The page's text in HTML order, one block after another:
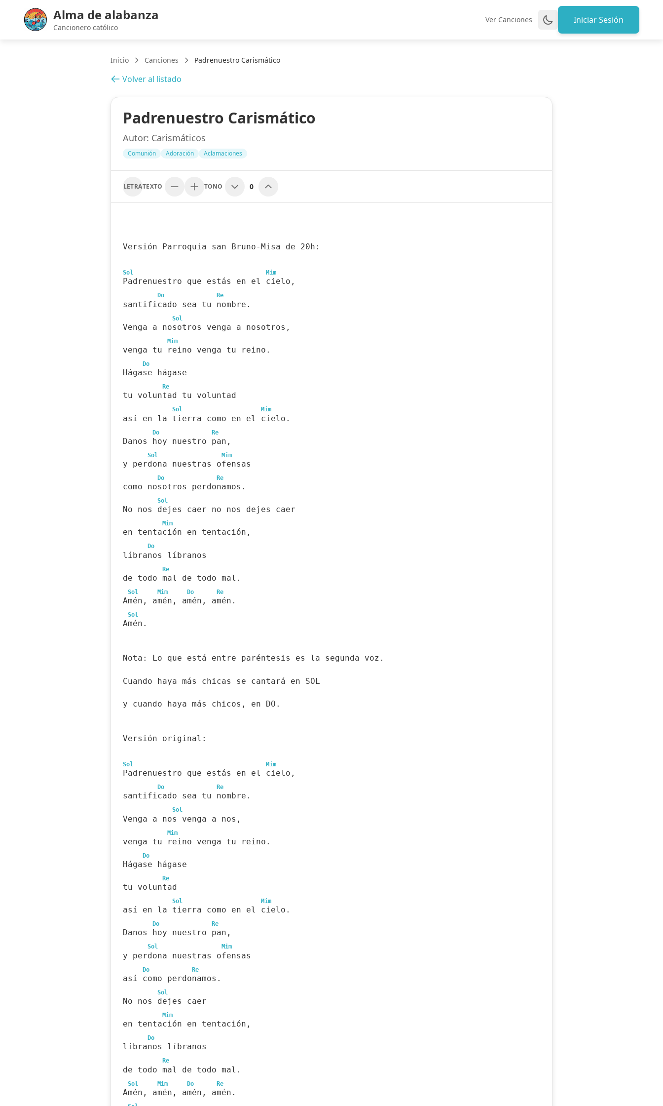
Alma de alabanza
Cancionero católico
Ver Canciones Iniciar Sesión
Inicio Canciones Padrenuestro Carismático
Volver al listado
Padrenuestro Carismático
Autor: Carismáticos
Comunión Adoración Aclamaciones
LETRATEXTO TONO 0
Versión Parroquia san Bruno-Misa de 20h:
Sol Mim
Padrenuestro que estás en el cielo,
Do Re
santificado sea tu nombre.
Sol
Venga a nosotros venga a nosotros,
Mim
venga tu reino venga tu reino.
Do
Hágase hágase
Re
tu voluntad tu voluntad
Sol Mim
así en la tierra como en el cielo.
Do Re
Danos hoy nuestro pan,
Sol Mim
y perdona nuestras ofensas
Do Re
como nosotros perdonamos.
Sol
No nos dejes caer no nos dejes caer
Mim
en tentación en tentación,
Do
líbranos líbranos
Re
de todo mal de todo mal.
Sol Mim Do Re
Amén, amén, amén, amén.
Sol
Amén.
Nota: Lo que está entre paréntesis es la segunda voz.
Cuando haya más chicas se cantará en SOL
y cuando haya más chicos, en DO.
Versión original:
Sol Mim
Padrenuestro que estás en el cielo,
Do Re
santificado sea tu nombre.
Sol
Venga a nos venga a nos,
Mim
venga tu reino venga tu reino.
Do
Hágase hágase
Re
tu voluntad
Sol Mim
así en la tierra como en el cielo.
Do Re
Danos hoy nuestro pan,
Sol Mim
y perdona nuestras ofensas
Do Re
así como perdonamos.
Sol
No nos dejes caer
Mim
en tentación en tentación,
Do
líbranos líbranos
Re
de todo mal de todo mal.
Sol Mim Do Re
Amén, amén, amén, amén.